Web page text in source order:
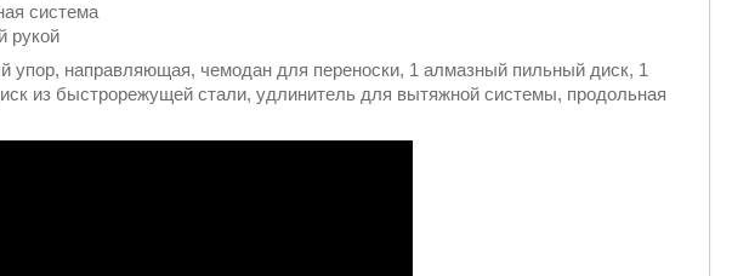
система
рукой
упор, направляющая, чемодан для переноски, 1 алмазный пильный диск, 1
из быстрорежущей стали, удлинитель для вытяжной системы, продольная